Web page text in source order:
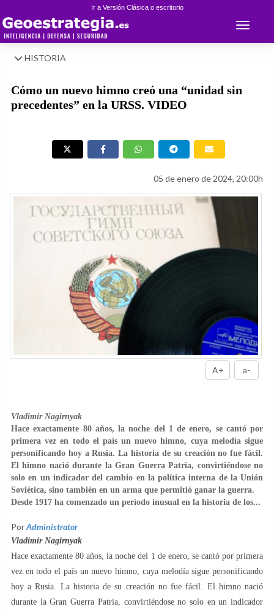
Ir a Versión Clásica o escritorio
Toggle
HISTORIA
Cómo un nuevo himno creó una “unidad sin
precedentes” en la URSS. VIDEO
05 de enero de 2024, 20:00h
A+ a-
Vladimir Nagirnyak
Hace exactamente 80 años, la noche del 1 de enero, se cantó por
primera vez en todo el país un nuevo himno, cuya melodía sigue
personificando hoy a Rusia. La historia de su creación no fue fácil.
El himno nació durante la Gran Guerra Patria, convirtiéndose no
solo en un indicador del cambio en la política interna de la Unión
Soviética, sino también en un arma que permitió ganar la guerra.
Desde 1917 ha comenzado un período inusual en la historia de los...
PorAdministrator
Vladimir Nagirnyak
Hace exactamente 80 años, la noche del 1 de enero, se cantó por primera
vez en todo el país un nuevo himno, cuya melodía sigue personificando
hoy a Rusia. La historia de su creación no fue fácil. El himno nació
durante la Gran Guerra Patria, convirtiéndose no solo en un indicador